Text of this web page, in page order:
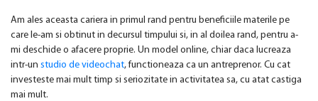
Am ales aceasta cariera in primul rand pentru beneficiile materile pe
care le-am si obtinut in decursul timpului si, in al doilea rand, pentru a-
mi deschide o afacere proprie. Un model online, chiar daca lucreaza
intr-un studio de videochat, functioneaza ca un antreprenor. Cu cat
investeste mai mult timp si seriozitate in activitatea sa, cu atat castiga
mai mult.